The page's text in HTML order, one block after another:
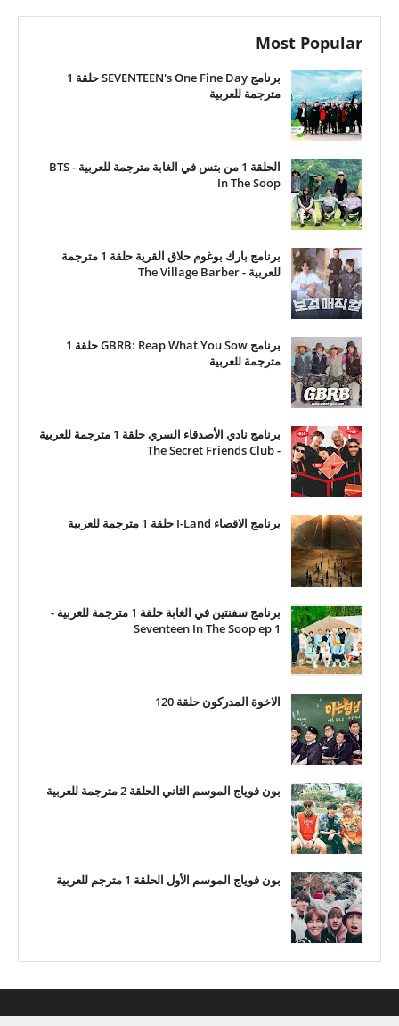
Most Popular
برنامج SEVENTEEN's One Fine Day حلقة 1
مترجمة للعربية
الحلقة 1 من بتس في الغابة مترجمة للعربية - BTS
In The Soop
برنامج بارك بوغوم حلاق القرية حلقة 1 مترجمة
للعربية - The Village Barber
برنامج GBRB: Reap What You Sow حلقة 1
مترجمة للعربية
برنامج نادي الأصدقاء السري حلقة 1 مترجمة للعربية
- The Secret Friends Club
برنامج الاقصاء I-Land حلقة 1 مترجمة للعربية
برنامج سفنتين في الغابة حلقة 1 مترجمة للعربية -
Seventeen In The Soop ep 1
الاخوة المدركون حلقة 120
بون فوياج الموسم الثاني الحلقة 2 مترجمة للعربية
بون فوياج الموسم الأول الحلقة 1 مترجم للعربية